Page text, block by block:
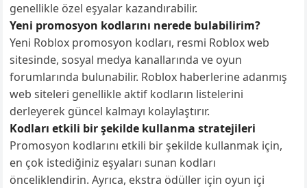
genellikle özel eşyalar kazandırabilir.
Yeni promosyon kodlarını nerede bulabilirim?
Yeni Roblox promosyon kodları, resmi Roblox web
sitesinde, sosyal medya kanallarında ve oyun
forumlarında bulunabilir. Roblox haberlerine adanmış
web siteleri genellikle aktif kodların listelerini
derleyerek güncel kalmayı kolaylaştırır.
Kodları etkili bir şekilde kullanma stratejileri
Promosyon kodlarını etkili bir şekilde kullanmak için,
en çok istediğiniz eşyaları sunan kodları
önceliklendirin. Ayrıca, ekstra ödüller için oyun içi